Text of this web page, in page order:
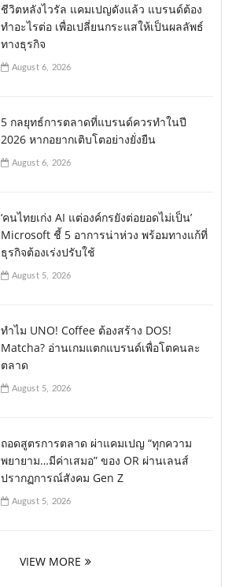
ชีวิตหลังไวรัล แคมเปญดังแล้ว แบรนด์ต้อง
ทำอะไรต่อ เพื่อเปลี่ยนกระแสให้เป็นผลลัพธ์
ทางธุรกิจ
August 6, 2026
5 กลยุทธ์การตลาดที่แบรนด์ควรทำในปี
2026 หากอยากเติบโตอย่างยั่งยืน
August 6, 2026
‘คนไทยเก่ง AI แต่องค์กรยังต่อยอดไม่เป็น’
Microsoft ชี้ 5 อาการน่าห่วง พร้อมทางแก้ที่
ธุรกิจต้องเร่งปรับใช้
August 5, 2026
ทำไม UNO! Coffee ต้องสร้าง DOS!
Matcha? อ่านเกมแตกแบรนด์เพื่อโตคนละ
ตลาด
August 5, 2026
ถอดสูตรการตลาด ผ่าแคมเปญ “ทุกความ
พยายาม…มีค่าเสมอ” ของ OR ผ่านเลนส์
ปรากฏการณ์สังคม Gen Z
August 5, 2026
VIEW MORE